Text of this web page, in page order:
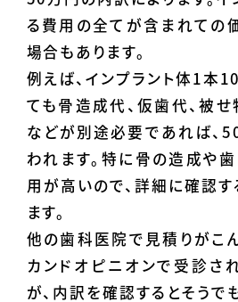
る費用の全てが含まれての
場合もあります。
例えば、インプラント体1本
ても骨造成代、仮歯代、被せ
などが別途必要であれば、
われます。特に骨の造成や
用が高いので、詳細に確認す
ます。
他の歯科医院で見積りがこ
カンドオピニオンで受診さ
が、内訳を確認するとそうで